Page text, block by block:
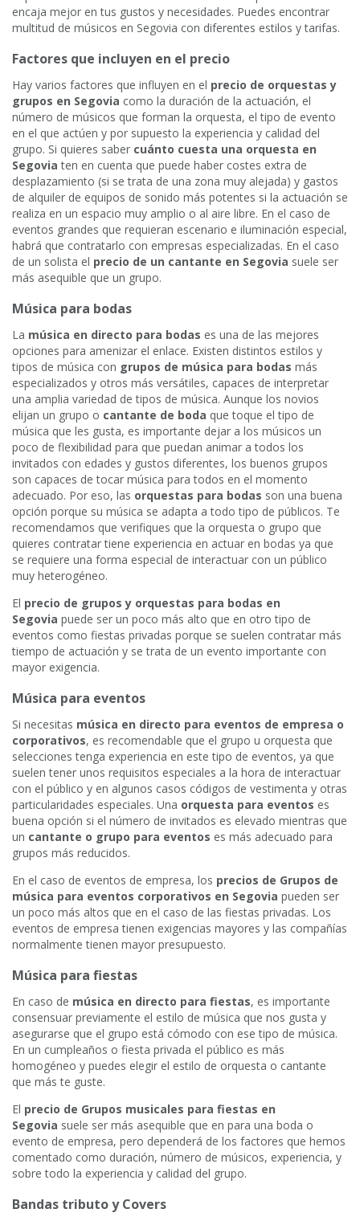
encaja mejor en tus gustos y necesidades. Puedes encontrar
multitud de músicos en Segovia con diferentes estilos y tarifas.
Factores que incluyen en el precio
Hay varios factores que influyen en el precio de orquestas y
grupos en Segovia como la duración de la actuación, el
número de músicos que forman la orquesta, el tipo de evento
en el que actúen y por supuesto la experiencia y calidad del
grupo. Si quieres saber cuánto cuesta una orquesta en
Segovia ten en cuenta que puede haber costes extra de
desplazamiento (si se trata de una zona muy alejada) y gastos
de alquiler de equipos de sonido más potentes si la actuación se
realiza en un espacio muy amplio o al aire libre. En el caso de
eventos grandes que requieran escenario e iluminación especial,
habrá que contratarlo con empresas especializadas. En el caso
de un solista el precio de un cantante en Segovia suele ser
más asequible que un grupo.
Música para bodas
La música en directo para bodas es una de las mejores
opciones para amenizar el enlace. Existen distintos estilos y
tipos de música con grupos de música para bodas más
especializados y otros más versátiles, capaces de interpretar
una amplia variedad de tipos de música. Aunque los novios
elijan un grupo o cantante de boda que toque el tipo de
música que les gusta, es importante dejar a los músicos un
poco de flexibilidad para que puedan animar a todos los
invitados con edades y gustos diferentes, los buenos grupos
son capaces de tocar música para todos en el momento
adecuado. Por eso, las orquestas para bodas son una buena
opción porque su música se adapta a todo tipo de públicos. Te
recomendamos que verifiques que la orquesta o grupo que
quieres contratar tiene experiencia en actuar en bodas ya que
se requiere una forma especial de interactuar con un público
muy heterogéneo.
El precio de grupos y orquestas para bodas en
Segovia puede ser un poco más alto que en otro tipo de
eventos como fiestas privadas porque se suelen contratar más
tiempo de actuación y se trata de un evento importante con
mayor exigencia.
Música para eventos
Si necesitas música en directo para eventos de empresa o
corporativos, es recomendable que el grupo u orquesta que
selecciones tenga experiencia en este tipo de eventos, ya que
suelen tener unos requisitos especiales a la hora de interactuar
con el público y en algunos casos códigos de vestimenta y otras
particularidades especiales. Una orquesta para eventos es
buena opción si el número de invitados es elevado mientras que
un cantante o grupo para eventos es más adecuado para
grupos más reducidos.
En el caso de eventos de empresa, los precios de Grupos de
música para eventos corporativos en Segovia pueden ser
un poco más altos que en el caso de las fiestas privadas. Los
eventos de empresa tienen exigencias mayores y las compañías
normalmente tienen mayor presupuesto.
Música para fiestas
En caso de música en directo para fiestas, es importante
consensuar previamente el estilo de música que nos gusta y
asegurarse que el grupo está cómodo con ese tipo de música.
En un cumpleaños o fiesta privada el público es más
homogéneo y puedes elegir el estilo de orquesta o cantante
que más te guste.
El precio de Grupos musicales para fiestas en
Segovia suele ser más asequible que en para una boda o
evento de empresa, pero dependerá de los factores que hemos
comentado como duración, número de músicos, experiencia, y
sobre todo la experiencia y calidad del grupo.
Bandas tributo y Covers